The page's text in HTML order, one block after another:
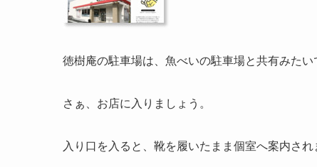
徳樹庵の駐車場は、魚べいの駐車場と共有みたい
さぁ、お店に入りましょう。
入り口を入ると、靴を履いたまま個室へ案内され